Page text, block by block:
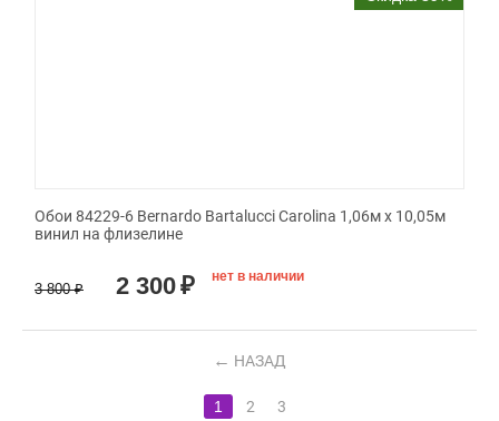
Обои 84229-6 Bernardo Bartalucci Carolina 1,06м х 10,05м
винил на флизелине
3 800 ₽ 2 300₽ нет в наличии
НАЗАД
1 2 3